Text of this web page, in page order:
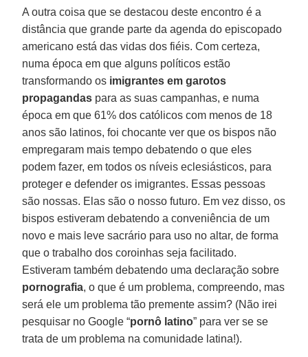
A outra coisa que se destacou deste encontro é a
distância que grande parte da agenda do episcopado
americano está das vidas dos fiéis. Com certeza,
numa época em que alguns políticos estão
transformando os imigrantes em garotos
propagandas para as suas campanhas, e numa
época em que 61% dos católicos com menos de 18
anos são latinos, foi chocante ver que os bispos não
empregaram mais tempo debatendo o que eles
podem fazer, em todos os níveis eclesiásticos, para
proteger e defender os imigrantes. Essas pessoas
são nossas. Elas são o nosso futuro. Em vez disso, os
bispos estiveram debatendo a conveniência de um
novo e mais leve sacrário para uso no altar, de forma
que o trabalho dos coroinhas seja facilitado.
Estiveram também debatendo uma declaração sobre
pornografia, o que é um problema, compreendo, mas
será ele um problema tão premente assim? (Não irei
pesquisar no Google “pornô latino” para ver se se
trata de um problema na comunidade latina!).